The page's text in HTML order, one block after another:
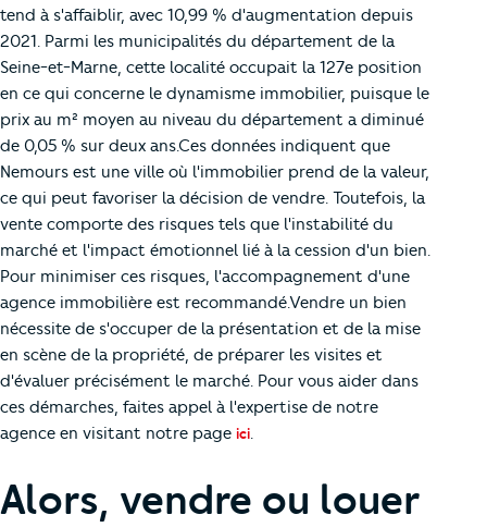
tend à s'affaiblir, avec 10,99 % d'augmentation depuis
2021. Parmi les municipalités du département de la
Seine-et-Marne, cette localité occupait la 127e position
en ce qui concerne le dynamisme immobilier, puisque le
prix au m² moyen au niveau du département a diminué
de 0,05 % sur deux ans.Ces données indiquent que
Nemours est une ville où l'immobilier prend de la valeur,
ce qui peut favoriser la décision de vendre. Toutefois, la
vente comporte des risques tels que l'instabilité du
marché et l'impact émotionnel lié à la cession d'un bien.
Pour minimiser ces risques, l'accompagnement d'une
agence immobilière est recommandé.Vendre un bien
nécessite de s'occuper de la présentation et de la mise
en scène de la propriété, de préparer les visites et
d'évaluer précisément le marché. Pour vous aider dans
ces démarches, faites appel à l'expertise de notre
agence en visitant notre page ici
Alors, vendre ou louer